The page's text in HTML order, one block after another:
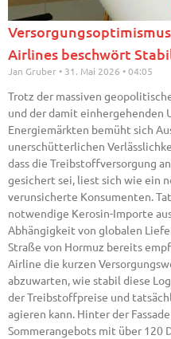
Airlines beschwört
Jan Gruber 31. Mai 2026 04:05
Trotz der massiven
und der damit einhergehenden
Energiemärkten bemüht sich
unerschütterlichen
dass die Treibstoffversorgung
gesichert sei, liest sich wie ein
verunsicherte Konsumenten.
notwendige Kerosin-Importe
Abhängigkeit von globalen
Straße von Hormuz bereits
Airline die kurzen
abzuwarten, wie stabil diese
der Treibstoffpreise und
agieren kann. Hinter der
Sommerangebots mit über 120